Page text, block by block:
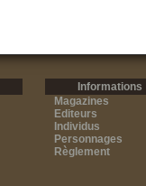
Informations
Magazines
Editeurs
Individus
Personnages
Règlement